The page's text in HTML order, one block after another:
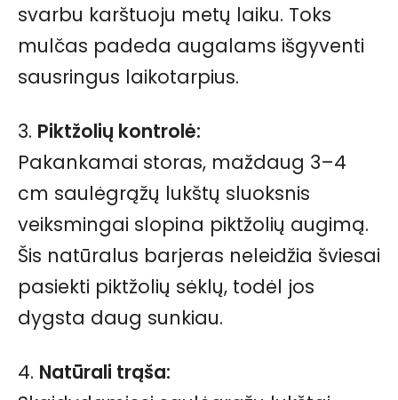
svarbu karštuoju metų laiku. Toks
mulčas padeda augalams išgyventi
sausringus laikotarpius.
3. Piktžolių kontrolė:
Pakankamai storas, maždaug 3–4
cm saulėgrąžų lukštų sluoksnis
veiksmingai slopina piktžolių augimą.
Šis natūralus barjeras neleidžia šviesai
pasiekti piktžolių sėklų, todėl jos
dygsta daug sunkiau.
4. Natūrali trąša: